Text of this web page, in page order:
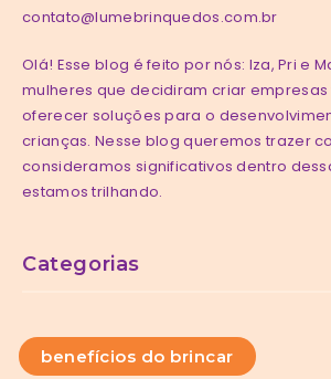
contato@lumebrinquedos.com.br
Olá! Esse blog é feito por nós: Iza, Pri e
mulheres que decidiram criar
oferecer soluções para o
crianças. Nesse blog queremos trazer
consideramos significativos dentro
estamos trilhando.
Categorias
benefícios do brincar